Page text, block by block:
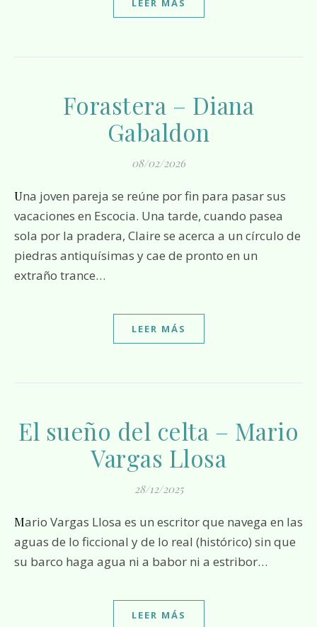
LEER MÁS
Forastera – Diana
Gabaldon
08/02/2026
Una joven pareja se reúne por fin para pasar sus
vacaciones en Escocia. Una tarde, cuando pasea
sola por la pradera, Claire se acerca a un círculo de
piedras antiquísimas y cae de pronto en un
extraño trance…
LEER MÁS
El sueño del celta – Mario
Vargas Llosa
28/12/2025
Mario Vargas Llosa es un escritor que navega en las
aguas de lo ficcional y de lo real (histórico) sin que
su barco haga agua ni a babor ni a estribor…
LEER MÁS